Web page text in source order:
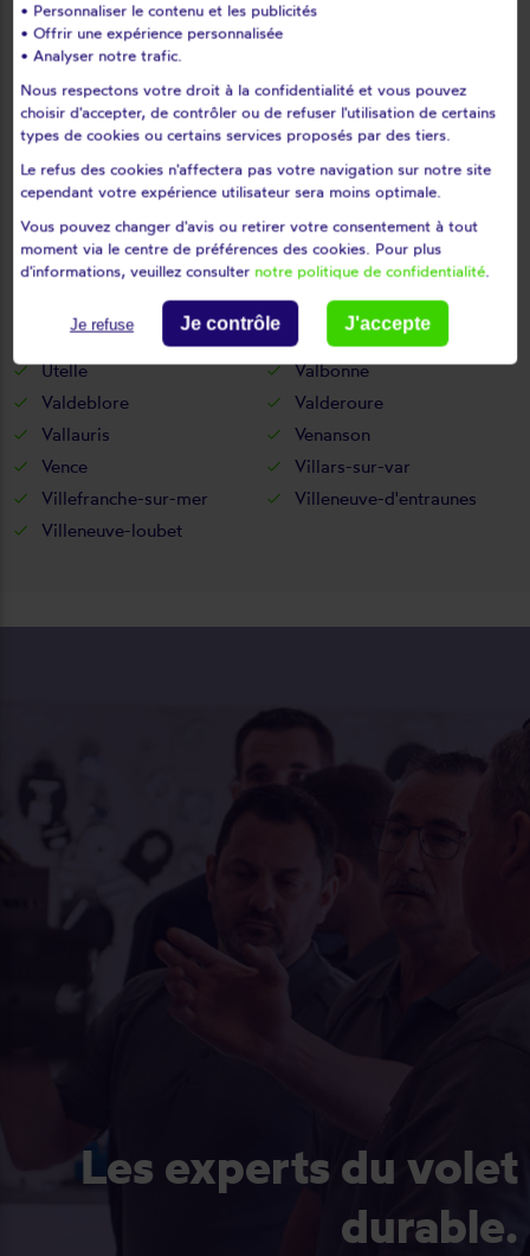
Saint-martin-vésubie
Saint-paul-de-vence
Saint-sauveur-sur-tinée
Sainte-agnès
Sallagriffon
Saorge
Sauze
Séranon
Sigale
Sospel
Spéracèdes
Thiéry
Toudon
Touët-de-l'escarène
Touët-sur-var
Tourette-du-château
Tournefort
Tourrette-levens
Tourrettes-sur-loup
Utelle
Valbonne
Valdeblore
Valderoure
Vallauris
Venanson
Vence
Villars-sur-var
Villefranche-sur-mer
Villeneuve-d'entraunes
Villeneuve-loubet
Les experts du volet
durable.
• Personnaliser le contenu et les publicités
• Offrir une expérience personnalisée
• Analyser notre trafic.
Nous respectons votre droit à la confidentialité et vous pouvez
choisir d'accepter, de contrôler ou de refuser l'utilisation de certains
types de cookies ou certains services proposés par des tiers.
Le refus des cookies n'affectera pas votre navigation sur notre site
cependant votre expérience utilisateur sera moins optimale.
Vous pouvez changer d'avis ou retirer votre consentement à tout
moment via le centre de préférences des cookies. Pour plus
d'informations, veuillez consulter notre politique de confidentialité.
Je refuse Je contrôle J'accepte